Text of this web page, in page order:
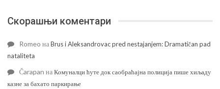
Скорашњи коментари
Romeo наBrus i Aleksandrovac pred nestajanjem: Dramatičan pad
nataliteta
Čarapan наКомуналци ћуте док саобраћајна полиција пише хиљаду
казне за бахато паркирање